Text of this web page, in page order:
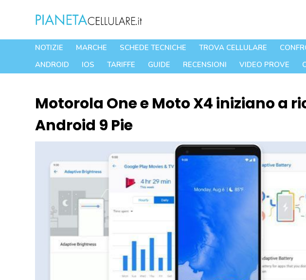
contenuto
NOTIZIE MARCHE SCHEDE TECNICHE TROVA CELLULARE
ANDROID
IOS TARIFFE GUIDE RECENSIONI VIDEO PROVE
Motorola One e Moto X4 iniziano a
Android 9 Pie